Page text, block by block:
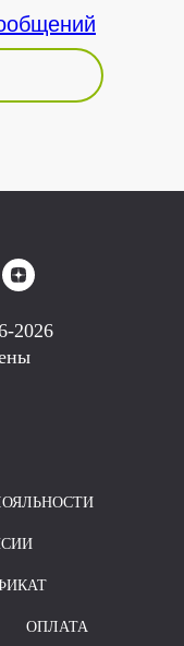
2026
ОПЛАТА